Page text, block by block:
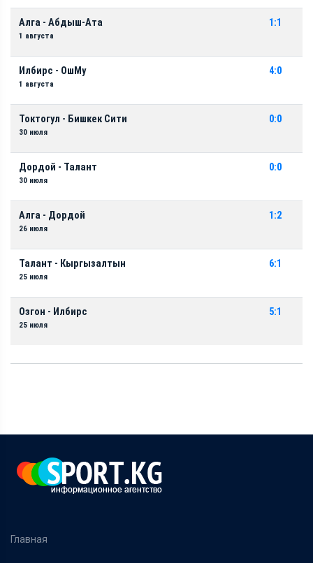
Алга - Абдыш-Ата
1 августа
1:1
Илбирс - ОшМу
1 августа
4:0
Токтогул - Бишкек Сити
30 июля
0:0
Дордой - Талант
30 июля
0:0
Алга - Дордой
26 июля
1:2
Талант - Кыргызалтын
25 июля
6:1
Озгон - Илбирс
25 июля
5:1
Главная